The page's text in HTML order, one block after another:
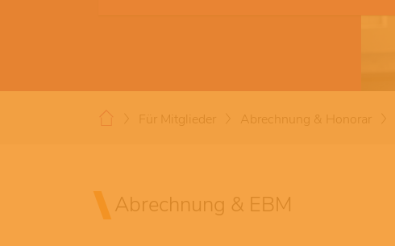
Für Mitglieder Abrechnung & Honorar
Abrechnung & EBM